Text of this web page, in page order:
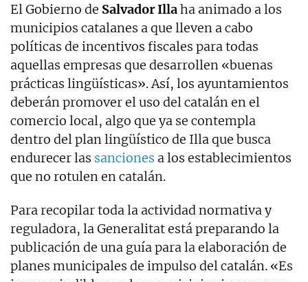
El Gobierno de Salvador Illaha animado a los
municipios catalanes a que lleven a cabo
políticas de incentivos fiscales para todas
aquellas empresas que desarrollen «buenas
prácticas lingüísticas». Así, los ayuntamientos
deberán promover el uso del catalán en el
comercio local, algo que ya se contempla
dentro del plan lingüístico de Illa que busca
endurecer las sanciones a los establecimientos
que no rotulen en catalán.
Para recopilar toda la actividad normativa y
reguladora, la Generalitat está preparando la
publicación de una guía para la elaboración de
planes municipales de impulso del catalán. «Es